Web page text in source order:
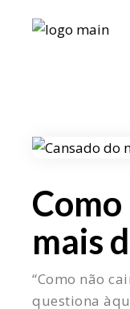
mais
“Como não
questiona